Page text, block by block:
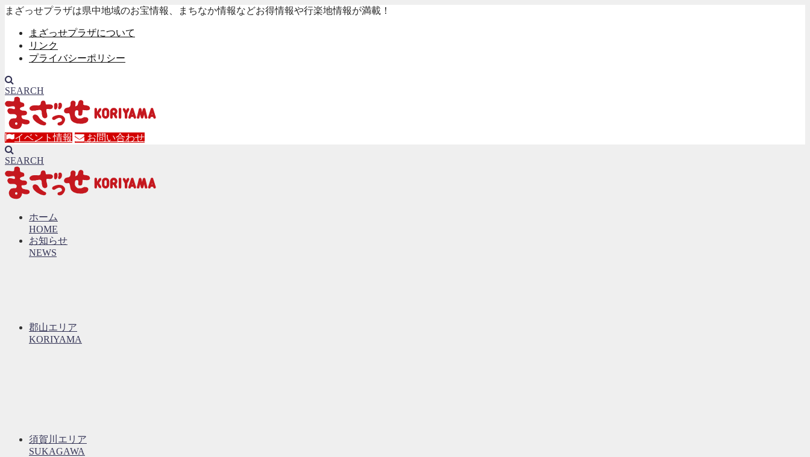
まざっせプラザは県中地域のお宝情報、まちなか情報などお得情報や行楽地情報が満載！
まざっせプラザについて
リンク
プライバシーポリシー
SEARCH
イベント情報 お問い合わせ
SEARCH
ホーム
HOME
お知らせ
NEWS
郡山エリア
KORIYAMA
須賀川エリア
SUKAGAWA